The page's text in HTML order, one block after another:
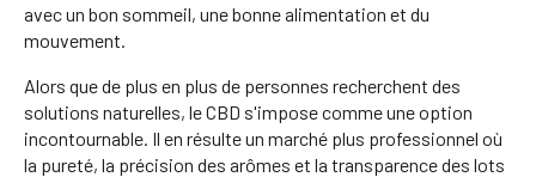
avec un bon sommeil, une bonne alimentation et du
mouvement.
Alors que de plus en plus de personnes recherchent des
solutions naturelles, le CBD s'impose comme une option
incontournable. Il en résulte un marché plus professionnel où
la pureté, la précision des arômes et la transparence des lots